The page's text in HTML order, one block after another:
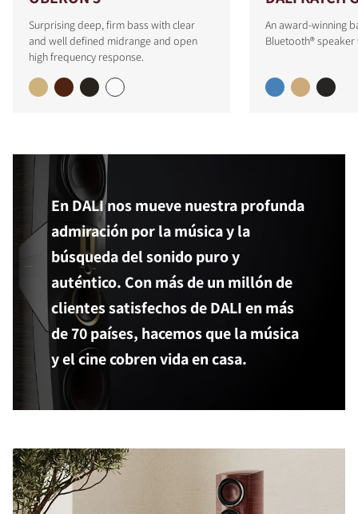
Surprising deep, firm bass with clear
and well defined midrange and open
high frequency response.
An award-winning
Bluetooth®
En DALI nos mueve nuestra profunda
admiración por la música y la
búsqueda del sonido puro y
auténtico. Con más de un millón de
clientes satisfechos de DALI en más
de 70 países, hacemos que la música
y el cine cobren vida en casa.